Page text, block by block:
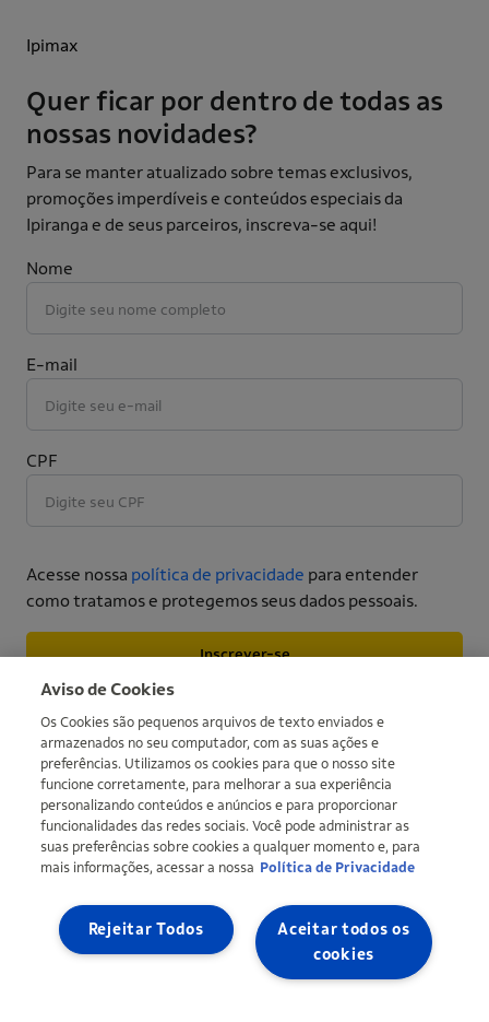
Ipimax
Quer ficar por dentro de todas as
nossas novidades?
Para se manter atualizado sobre temas exclusivos,
promoções imperdíveis e conteúdos especiais da
Ipiranga e de seus parceiros, inscreva-se aqui!
Nome
E-mail
CPF
Acesse nossa política de privacidade para entender
como tratamos e protegemos seus dados pessoais.
Inscrever-se
More informations
Copyright © Ipiranga Produtos de Petróleo SA 2026 | CNPJ:
Site mapPrivacy Policy Definir meus cookies
Aviso de Cookies
Os Cookies são pequenos arquivos de texto enviados e
armazenados no seu computador, com as suas ações e
preferências. Utilizamos os cookies para que o nosso site
funcione corretamente, para melhorar a sua experiência
personalizando conteúdos e anúncios e para proporcionar
funcionalidades das redes sociais. Você pode administrar as
suas preferências sobre cookies a qualquer momento e, para
mais informações, acessar a nossa Política de Privacidade
Aceitar todos os
cookies
Rejeitar Todos